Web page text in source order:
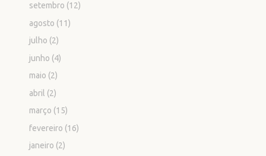
setembro (12)
agosto (11)
julho (2)
junho (4)
maio (2)
abril (2)
março (15)
fevereiro (16)
janeiro (2)